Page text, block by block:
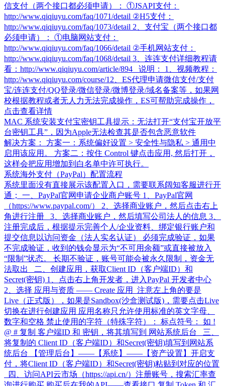
信支付（两个接口都必须申请）： ①JSAPI支付：
http://www.qiqiuyu.com/faq/1071/detail ②H5支付：
http://www.qiqiuyu.com/faq/1073/detail 2、支付宝（两个接口都
必须申请）： ①电脑网站支付：
http://www.qiqiuyu.com/faq/1066/detail ②手机网站支付：
http://www.qiqiuyu.com/faq/1068/detail 3、连连支付详细教程请
看：http://www.qiqiuyu.com/article/894 说明： 1、视频教程：
http://www.qiqiuyu.com/course/1​ 2、ES代理申请微信支付/支付
宝/连连支付/QQ登录/微信登录/微博登录/域名备案等，如果网
校根据教程或者无人力无法完成操作，ES可帮助完成操作，
点击查看详情
MAC 系统安装支付宝密钥工具提示：无法打开“支付宝开放平
台密钥工具”，因为Apple无法检查其是否包含恶意软件
解决方案： 方案一：系统偏好设置 > 安全性与隐私 > 通用中
启用该应用。 方案二：按住 Control 键点击应用, 然后打开，
这样会把应用增加到白名单中许可执行。
系统海外支付（PayPal）配置流程
系统里面没有直接展示该配置入口，需要联系阔知客服进行开
通； 一、PayPal官网申请企业商户账号 1、PayPal官网
（https://www.paypal.com/） 2、选择商业账户，然后点击右上
角进行注册 3、选择商业账户，然后填写公司法人的信息 3、
注册完成后，根据提示完善个人/企业资料、绑定银行账户和
提交信息以访问资金（法人实名认证） 必须完成验证，如果
不完成验证，收到的钱会显示为“不可用余额”或直接被放入
“限制”状态。 长期不验证，账号可能会被永久限制，资金无
法取出 二、创建应用，获取Client ID（客户端ID）和
Secret(密钥) 1、点击右上角开发者，进入PayPal 开发者中心
2、选择 应用与资质 —— Create 应用 注意左上角的要是
Live（正式版），如果是Sandbox(沙盒测试版)，需要点击Live
切换在进行创建应用 应用名称只允许使用标准的英文字母、
数字和空格 禁止使用的字符（特殊字符）： 标点符号： 如 !
@ # 复制 客户端ID 和 密钥，将其填写到 网站系统后台 三、
将复制的 Client ID（客户端ID）和Secret(密钥)填写到网站系
统后台 【管理后台】——【系统】——【资产设置】开启支
付，将Client ID（客户端ID）和Secret(密钥)粘贴到对应的位置
四、访问API云市场（https://api.cn/）注册账号，搜索汇率查